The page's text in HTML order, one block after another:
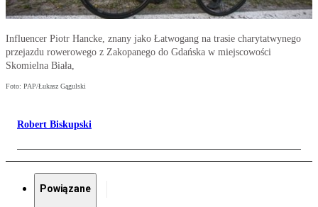
Influencer Piotr Hancke, znany jako Łatwogang na trasie charytatwynego
przejazdu rowerowego z Zakopanego do Gdańska w miejscowości
Skomielna Biała,
Foto: PAP/Łukasz Gągulski
Robert Biskupski
Powiązane